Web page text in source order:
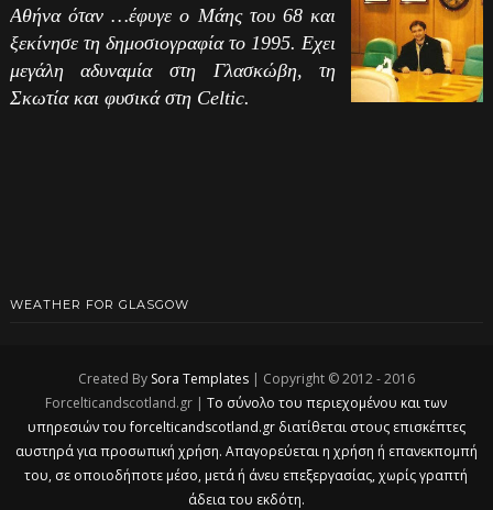
Αθήνα όταν …έφυγε ο Μάης του 68 και
ξεκίνησε τη δημοσιογραφία το 1995. Εχει
μεγάλη αδυναμία στη Γλασκώβη, τη
Σκωτία και φυσικά στη Celtic.
WEATHER FOR GLASGOW
Created By Sora Templates| Copyright © 2012 - 2016
Forcelticandscotland.gr |Το σύνολο του περιεχομένου και των
υπηρεσιών του forcelticandscotland.gr διατίθεται στους επισκέπτες
αυστηρά για προσωπική χρήση. Απαγορεύεται η χρήση ή επανεκπομπή
του, σε οποιοδήποτε μέσο, μετά ή άνευ επεξεργασίας, χωρίς γραπτή
άδεια του εκδότη.